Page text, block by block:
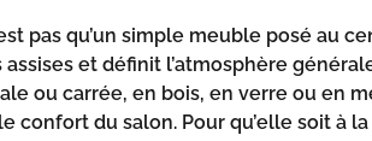
pas qu’un simple meuble posé au
assises et définit l’atmosphère
ou carrée, en bois, en verre ou en
confort du salon. Pour qu’elle soit à